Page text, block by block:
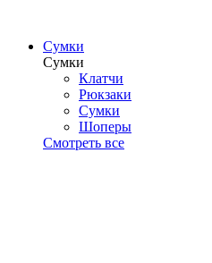
Сумки
Сумки
Клатчи
Рюкзаки
Сумки
Шоперы
Смотреть все